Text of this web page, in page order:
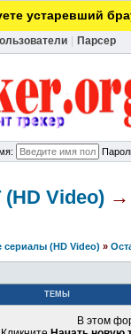
устаревший
Парсер
Video) →
(HD Video) »
ТЕМЫ
В этом